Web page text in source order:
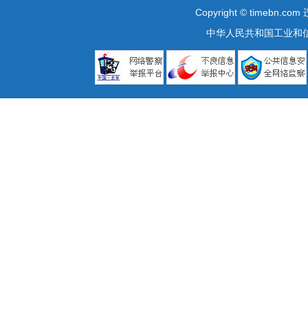
Copyright © timebn.com
中华人民共和国工业和